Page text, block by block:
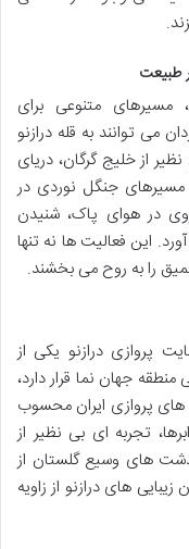
طبیعت
مسیرهای متنوعی برای
می توانند به قله درازنو
از خلیج گرگان، دریای
جنگل نوردی در
در هوای پاک، شنیدن
این فعالیت ها نه تنها
را به روح می بخشند.
پروازی درازنو یکی از
جهان نما قرار دارد،
های پروازی ایران محسوب
تجربه ای بی نظیر از
های وسیع گلستان از
های درازنو از زاویه